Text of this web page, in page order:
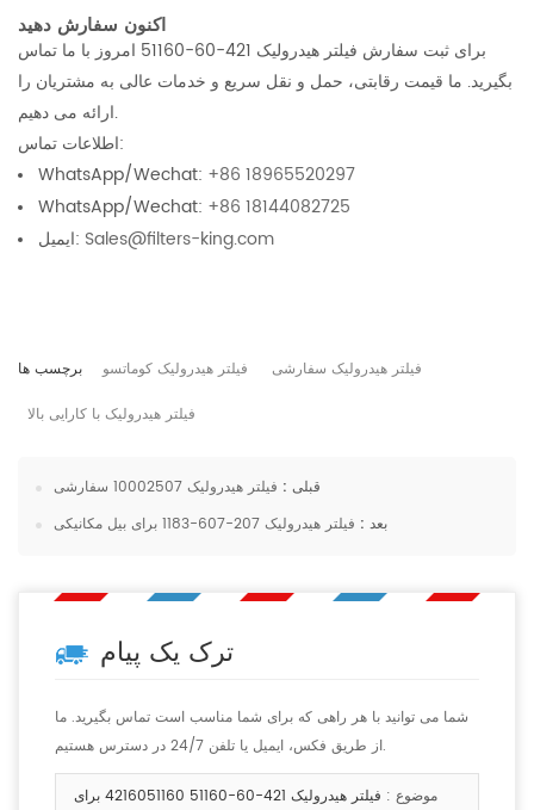
اکنون سفارش دهید
برای ثبت سفارش فیلتر هیدرولیک 421-60-51160 امروز با ما تماس
بگیرید. ما قیمت رقابتی، حمل و نقل سریع و خدمات عالی به مشتریان را
ارائه می دهیم.
اطلاعات تماس:
WhatsApp/Wechat: +86 18965520297
WhatsApp/Wechat: +86 18144082725
ایمیل: Sales@filters-king.com
برچسب ها فیلتر هیدرولیک کوماتسو
فیلتر هیدرولیک سفارشی
فیلتر هیدرولیک با کارایی بالا
قبلی : فیلتر هیدرولیک 10002507 سفارشی
بعد : فیلتر هیدرولیک 207-607-1183 برای بیل مکانیکی
ترک یک پیام
شما می توانید با هر راهی که برای شما مناسب است تماس بگیرید. ما
از طریق فکس، ایمیل یا تلفن 24/7 در دسترس هستیم.
موضوع :
فیلتر هیدرولیک 421-60-51160 4216051160 برای